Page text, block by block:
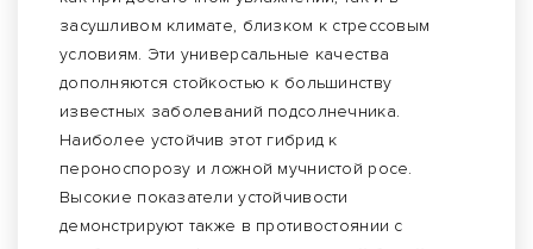
засушливом климате, близком к стрессовым
условиям. Эти универсальные качества
дополняются стойкостью к большинству
известных заболеваний подсолнечника.
Наиболее устойчив этот гибрид к
пероноспорозу и ложной мучнистой росе.
Высокие показатели устойчивости
демонстрируют также в противостоянии с